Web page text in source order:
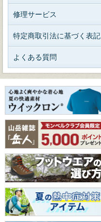
修理サービス
特定商取引法に基づく表記
よくある質問